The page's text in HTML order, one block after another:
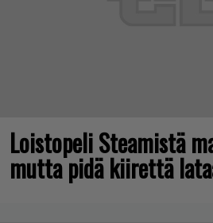
Loistopeli Steamistä
mutta pidä kiirettä